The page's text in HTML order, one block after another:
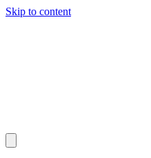
Skip to content